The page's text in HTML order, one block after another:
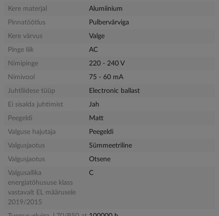
Kere materjal
Alumiinium
Pinnatöötlus
Pulbervärviga
Kere värvus
Valge
Pinge liik
AC
Nimipinge
220 - 240 V
Nimivool
75 - 60 mA
Juhtliidese tüüp
Electronic ballast
Ei sisalda juhtimist
Jah
Peegeldi
Matt
Valguse hajutaja
Peegeldi
Valgusjaotus
Sümmeetriline
Valgusjaotus
Otsene
Valgusallika
energiatõhususe klass
vastavalt EL määrusele
2019/2015
C